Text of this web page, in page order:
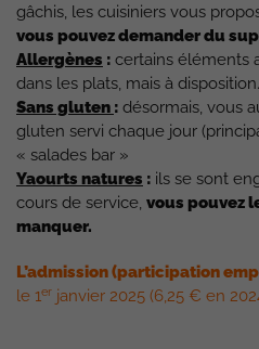
gâchis, les cuisiniers vous
vous pouvez demander du
Allergènes : certains éléments
dans les plats, mais à disposition.
Sans gluten : désormais, vous
gluten servi chaque jour
« salades bar »
Yaourts natures : ils se sont
cours de service, vous pouvez
manquer.
L’admission (participation
le 1er janvier 2025 (6,25 € en